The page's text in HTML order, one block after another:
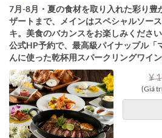
7月-8月・夏の食材を取り入れた彩り豊
ザートまで、メインはスペシャルソー
キ。美食のバカンスをお楽しみください
公式HP予約で、最高級パイナップル「
んに使った乾杯用スパークリングワイン
¥
(Giá